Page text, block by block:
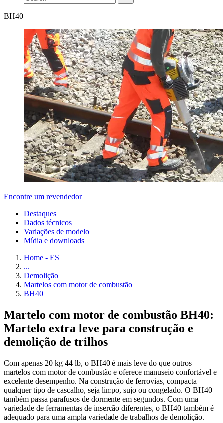
BH40
Encontre um revendedor
Destaques
Dados técnicos
Variações de modelo
Mídia e downloads
Home - ES
...
Demolição
Martelos com motor de combustão
BH40
Martelo com motor de combustão BH40:
Martelo extra leve para construção e
demolição de trilhos
Com apenas 20 kg 44 lb, o BH40 é mais leve do que outros
martelos com motor de combustão e oferece manuseio confortável e
excelente desempenho. Na construção de ferrovias, compacta
qualquer tipo de cascalho, seja limpo, sujo ou congelado. O BH40
também passa parafusos de dormente em segundos. Com uma
variedade de ferramentas de inserção diferentes, o BH40 também é
adequado para uma ampla variedade de trabalhos de demolição.